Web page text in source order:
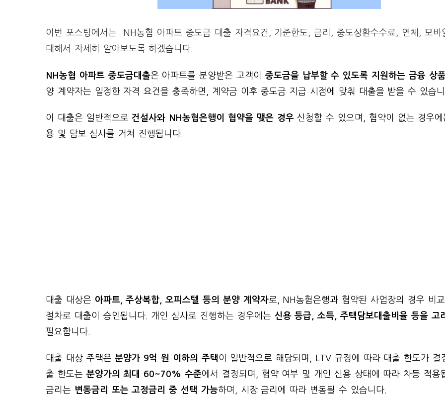
이번 포스팅에서는 NH농협 아파트 중도금 대출 자격요건, 기준한도, 금리, 중도상환수수료, 연체, 모바
대해서 자세히 알아보도록 하겠습니다.
NH농협 아파트 중도금대출은 아파트를 분양받은 고객이 중도금을 납부할 수 있도록 지원하는 금융 상
양 계약자는 일정한 자격 요건을 충족하면, 계약금 이후 중도금 지급 시점에 맞춰 대출을 받을 수 있습니
이 대출은 일반적으로 건설사와 NH농협은행이 협약을 맺은 경우 신청할 수 있으며, 협약이 없는 경우에
용 및 담보 심사를 거쳐 진행됩니다.
대출 대상은 아파트, 주상복합, 오피스텔 등의 분양 계약자로, NH농협은행과 협약된 사업장의 경우 비
절차로 대출이 승인됩니다. 개인 심사로 진행하는 경우에는 신용 등급, 소득, 주택담보대출비율 등을 고
필요합니다.
대출 대상 주택은 분양가 9억 원 이하의 주택이 일반적으로 해당되며, LTV 규정에 따라 대출 한도가 결
출 한도는 분양가의 최대 60~70% 수준에서 결정되며, 협약 여부 및 개인 신용 상태에 따라 차등 적용
금리는 변동금리 또는 고정금리 중 선택 가능하며, 시장 금리에 따라 변동될 수 있습니다.